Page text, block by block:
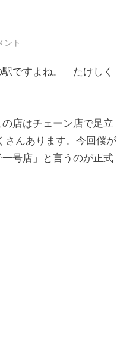
ント
ですよね。「たけしく
店はチェーン店で足立
さんあります。今回僕が
号店」と言うのが正式